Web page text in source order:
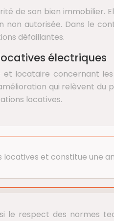
de son bien immobilier.
autorisée. Dans le
défaillantes.
électriques
locataire concernant
qui relèvent du
locatives.
et constitue une
le respect des normes